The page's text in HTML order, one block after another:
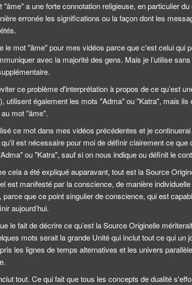
"âme" a une forte connotation religieuse, en particulier
erronée les significations ou la façon dont les
le mot "âme" pour mes vidéos parce que c'est celui
avec la majorité des gens. Mais je l’utilise
ce problème d'interprétation à propos de ce qu’est
utilisent également les mots "Adma" ou "Katra", mais
mot "âme".
ce mot dans mes vidéos précédentes et je
est nécessaire pour moi de définir clairement ce
ou "Katra", sauf si on nous indique ou définit le
cela a été expliqué auparavant, tout est la Source
est manifesté par la conscience, de manière
parce que ce point singulier de conscience, qui est
aujourd’hui.
le fait de décrire ce qu’est la Source Originelle
mots serait la grande Unité qui inclut tout ce qui
les lignes de temps alternatives et les univers
tout. Ce qui fait que tous les concepts de dualité